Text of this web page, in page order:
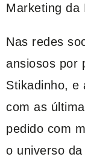
Marketing da
Nas redes
ansiosos por
Stikadinho, e
com as
pedido com
o universo